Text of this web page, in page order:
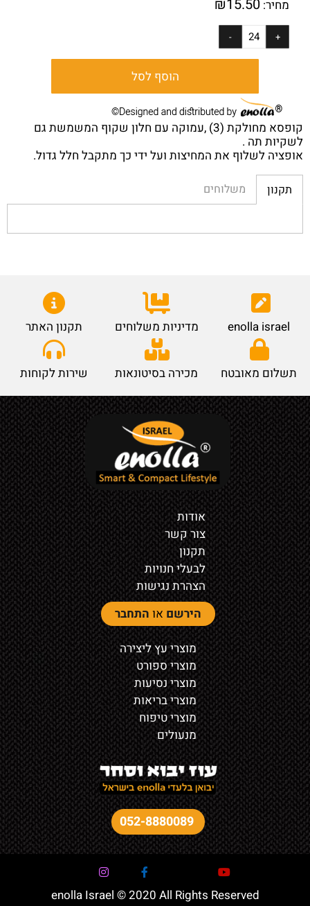
מחיר: ₪15.50
הוסף לסל
קופסא מחולקת (3) ,עמוקה עם חלון שקוף המשמשת גם
לשקיות תה .
אופציה לשלוף את המחיצות ועל ידי כך מתקבל חלל גדול.
תקנון משלוחים
enolla israel מדיניות משלוחים תקנון האתר
תשלום מאובטח מכירה בסיטונאות שירות לקוחות
אודות
צור קשר
תקנון
לבעלי חנויות
הצהרת נגישות
הירשם או התחבר
מוצרי עץ ליצירה
מוצרי ספורט
מוצרי נסיעות
מוצרי בריאות
מוצרי טיפוח
מנעולים
052-8880089
enolla Israel © 2020 All Rights Reserved